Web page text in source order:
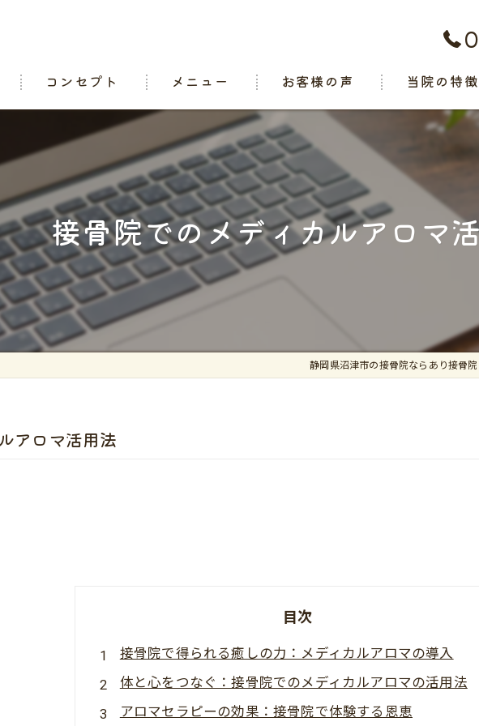
コンセプト
スタッフ
メニュー お客様の声 当院の特徴
肩こり
接骨院でのメディカルアロマ
静岡県沼津市の接骨院ならあり接骨院
アロマ活用法
目次
接骨院で得られる癒しの力：メディカルアロマの導入
体と心をつなぐ：接骨院でのメディカルアロマの活用法
アロマセラピーの効果：接骨院で体験する恩恵